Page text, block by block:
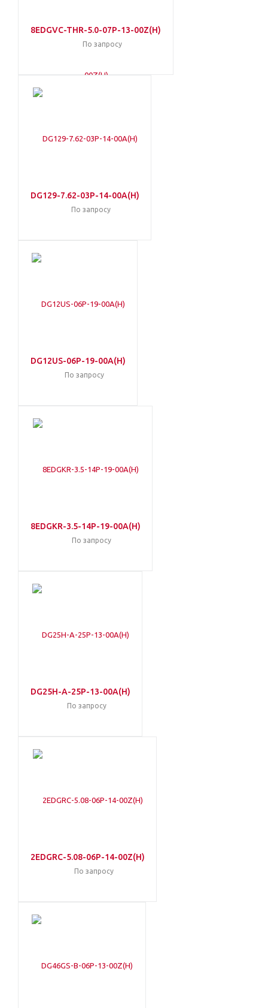
8EDGVC-THR-5.0-07P-13-00Z(H)
По запросу
DG129-7.62-03P-14-00A(H)
По запросу
DG12US-06P-19-00A(H)
По запросу
8EDGKR-3.5-14P-19-00A(H)
По запросу
DG25H-A-25P-13-00A(H)
По запросу
2EDGRC-5.08-06P-14-00Z(H)
По запросу